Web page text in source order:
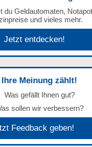
du Geldautomaten,
und vieles mehr.
Jetzt entdecken!
Ihre Meinung zählt!
Was gefällt Ihnen gut?
sollen wir verbessern?
Feedback geben!